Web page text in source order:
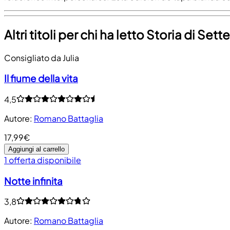
Altri titoli per chi ha letto Storia di
Consigliato da Julia
Il fiume della vita
4,5
Autore: Romano Battaglia
17,99€
Aggiungi al carrello
1 offerta disponibile
Notte infinita
3,8
Autore: Romano Battaglia